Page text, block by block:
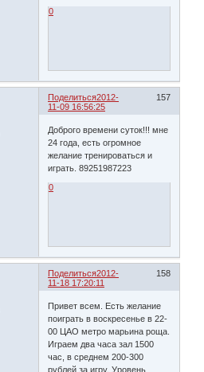
0
Поделиться 157
2012-
11-09 16:56:25
Доброго времени суток!!! мне
24 года, есть огромное
желание тренироваться и
играть. 89251987223
0
Поделиться 158
2012-
11-18 17:20:11
Привет всем. Есть желание
поиграть в воскресенье в 22-
00 ЦАО метро марьина роща.
Играем два часа зал 1500
час, в среднем 200-300
рублей за игру. Уровень